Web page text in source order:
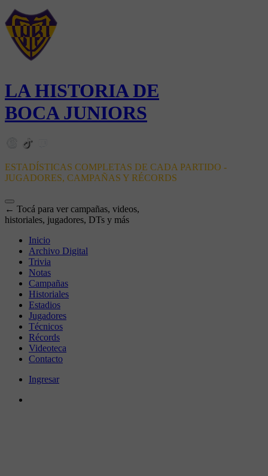
LA HISTORIA DE
BOCA JUNIORS
ESTADÍSTICAS COMPLETAS DE CADA PARTIDO -
JUGADORES, CAMPAÑAS Y RÉCORDS
← Tocá para ver campañas, videos,
historiales, jugadores, DTs y más
Inicio
Archivo Digital
Trivia
Notas
Campañas
Historiales
Estadios
Jugadores
Técnicos
Récords
Videoteca
Contacto
Ingresar